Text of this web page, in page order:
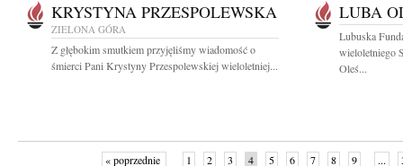
KRYSTYNA PRZESPOLEWSKA
ZIELONA GÓRA
Z głębokim smutkiem przyjęliśmy wiadomość o
śmierci Pani Krystyny Przespolewskiej wieloletniej...
LUBA
Lubuska
wieloletniego
Oleś...
« poprzednie 1 2 3 4 5 6 7 8 9 ...